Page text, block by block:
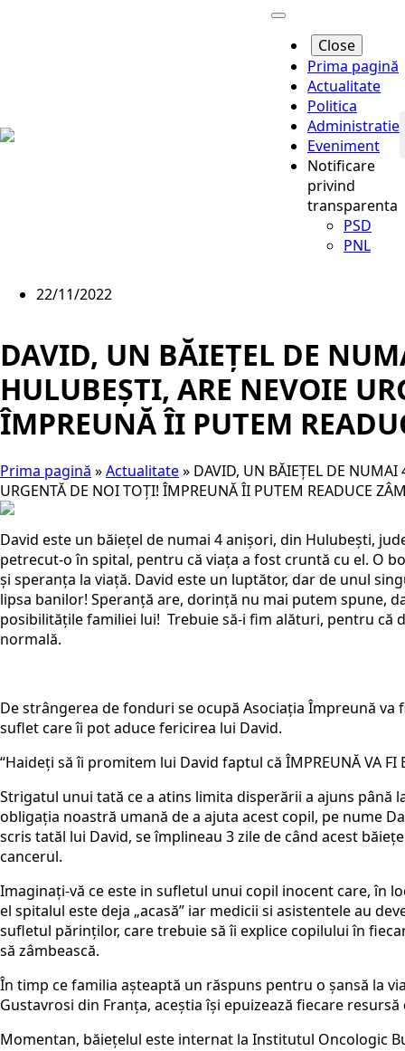
Close
Prima pagină
Actualitate
Politica
Administratie
Eveniment
Notificare
privind
transparenta
PSD
PNL
22/11/2022
DAVID, UN BĂIEȚEL DE
HULUBEȘTI, ARE NEVOIE
ÎMPREUNĂ ÎI PUTEM
Prima pagină »Actualitate» DAVID, UN BĂIEȚEL DE
URGENTĂ DE NOI TOȚI! ÎMPREUNĂ ÎI PUTEM READUCE
David este un băiețel de numai 4 anișori, din Hulubești,
petrecut-o în spital, pentru că viața a fost cruntă cu el. O
și speranța la viață. David este un luptător, dar de unul
lipsa banilor! Speranță are, dorință nu mai putem spune,
posibilitățile familiei lui! Trebuie să-i fim alături, pentru că
normală.
De strângerea de fonduri se ocupă Asociația Împreună va
suflet care îi pot aduce fericirea lui David.
“Haideți să îi promitem lui David faptul că ÎMPREUNĂ VA FI
Strigatul unui tată ce a atins limita disperării a ajuns până
obligația noastră umană de a ajuta acest copil, pe nume
scris tatăl lui David, se împlineau 3 zile de când acest
cancerul.
Imaginați-vă ce este in sufletul unui copil inocent care, în
el spitalul este deja „acasă” iar medicii si asistentele au
sufletul părinților, care trebuie să îi explice copilului în
să zâmbească.
În timp ce familia așteaptă un răspuns pentru o șansă la
Gustavrosi din Franța, aceștia își epuizează fiecare
Momentan, băiețelul este internat la Institutul Oncologic